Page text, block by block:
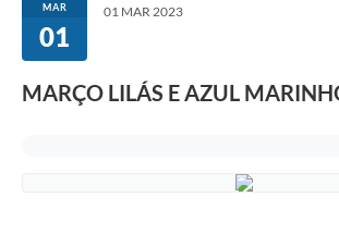
MAR
01
01 MAR 2023
MARÇO LILÁS E AZUL